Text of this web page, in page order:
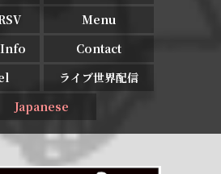
Menu
Contact
ライブ世界配信
Japanese